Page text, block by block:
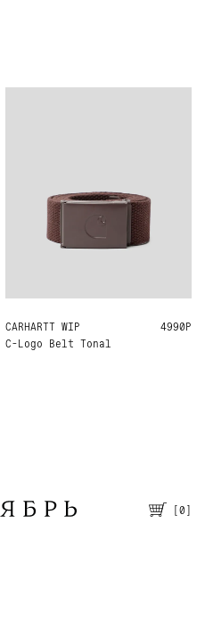
[0]
CARHARTT WIP
C-Logo Belt Tonal
ONE SIZE 4990Р